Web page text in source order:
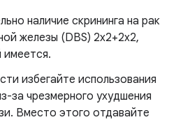
наличие скрининга на рак
железы (DBS) 2x2+2x2,
имеется.
избегайте использования
за чрезмерного ухудшения
Вместо этого отдавайте